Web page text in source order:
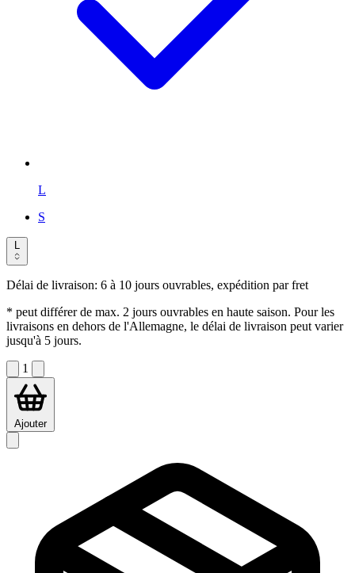
L
S
L
Délai de livraison: 6 à 10 jours ouvrables, expédition par fret
* peut différer de max. 2 jours ouvrables en haute saison. Pour les
livraisons en dehors de l'Allemagne, le délai de livraison peut varier
jusqu'à 5 jours.
1
Ajouter